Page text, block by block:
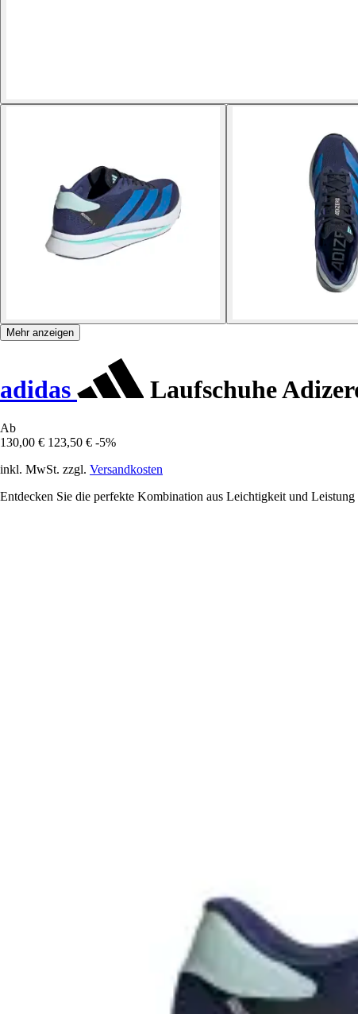
Mehr anzeigen
adidas Laufschuhe
Ab
130,00 € 123,50 € -5%
inkl. MwSt. zzgl. Versandkosten
Entdecken Sie die perfekte Kombination aus Leichtigkeit und